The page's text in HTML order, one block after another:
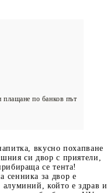
плащане по банков път
вкусно похапване
си двор с приятели,
се тента!
сенника за двор е
алуминий, който е здрав и